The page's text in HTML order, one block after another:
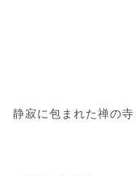
静寂に包まれた禅の寺